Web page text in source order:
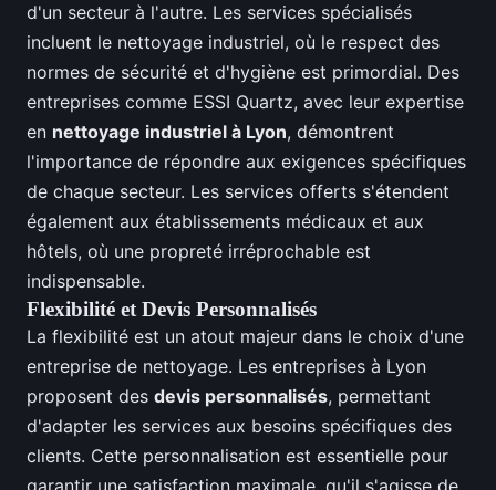
d'un secteur à l'autre. Les services spécialisés
incluent le nettoyage industriel, où le respect des
normes de sécurité et d'hygiène est primordial. Des
entreprises comme ESSI Quartz, avec leur expertise
en nettoyage industriel à Lyon, démontrent
l'importance de répondre aux exigences spécifiques
de chaque secteur. Les services offerts s'étendent
également aux établissements médicaux et aux
hôtels, où une propreté irréprochable est
indispensable.
Flexibilité et Devis Personnalisés
La flexibilité est un atout majeur dans le choix d'une
entreprise de nettoyage. Les entreprises à Lyon
proposent des devis personnalisés, permettant
d'adapter les services aux besoins spécifiques des
clients. Cette personnalisation est essentielle pour